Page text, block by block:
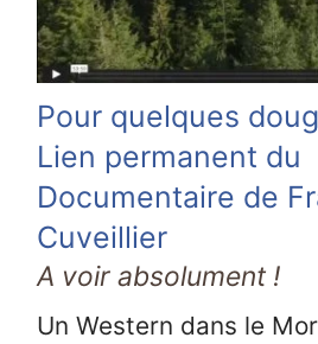
Pour quelques
Lien permanent du
Documentaire de
Cuveillier
A voir absolument !
Un Western dans le